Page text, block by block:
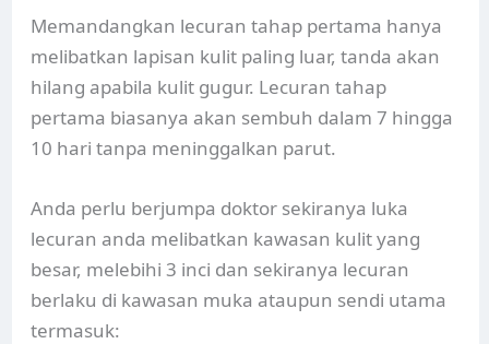
Memandangkan lecuran tahap pertama hanya
melibatkan lapisan kulit paling luar, tanda akan
hilang apabila kulit gugur. Lecuran tahap
pertama biasanya akan sembuh dalam 7 hingga
10 hari tanpa meninggalkan parut.
Anda perlu berjumpa doktor sekiranya luka
lecuran anda melibatkan kawasan kulit yang
besar, melebihi 3 inci dan sekiranya lecuran
berlaku di kawasan muka ataupun sendi utama
termasuk: